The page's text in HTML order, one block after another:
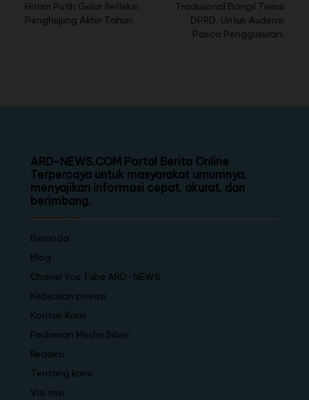
Hitam Putih Gelar Refleksi
Penghujung Akhir Tahun
Tradisional Bangil Temui
DPRD, Untuk Audensi
Pasca Penggusuran.
ARD-NEWS.COM Portal Berita Online
Terpercaya untuk masyarakat umumnya,
menyajikan informasi cepat, akurat, dan
berimbang.
Beranda
Blog
Chanel You Tube ARD-NEWS
Kebijakan privasi
Kontak Kami
Pedoman Media Siber
Redaksi
Tentang kami
Visi misi